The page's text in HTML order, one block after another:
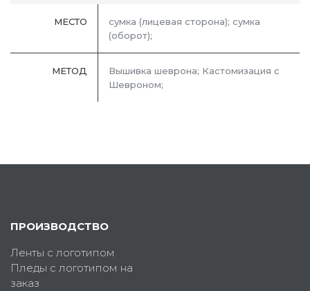
МЕСТО
сумка (лицевая сторона); сумка
(оборот);
МЕТОД
Вышивка шеврона; Кастомизация с
Шевроном;
ПРОИЗВОДСТВО
Ленты с логотипом
Пледы с логотипом на
заказ